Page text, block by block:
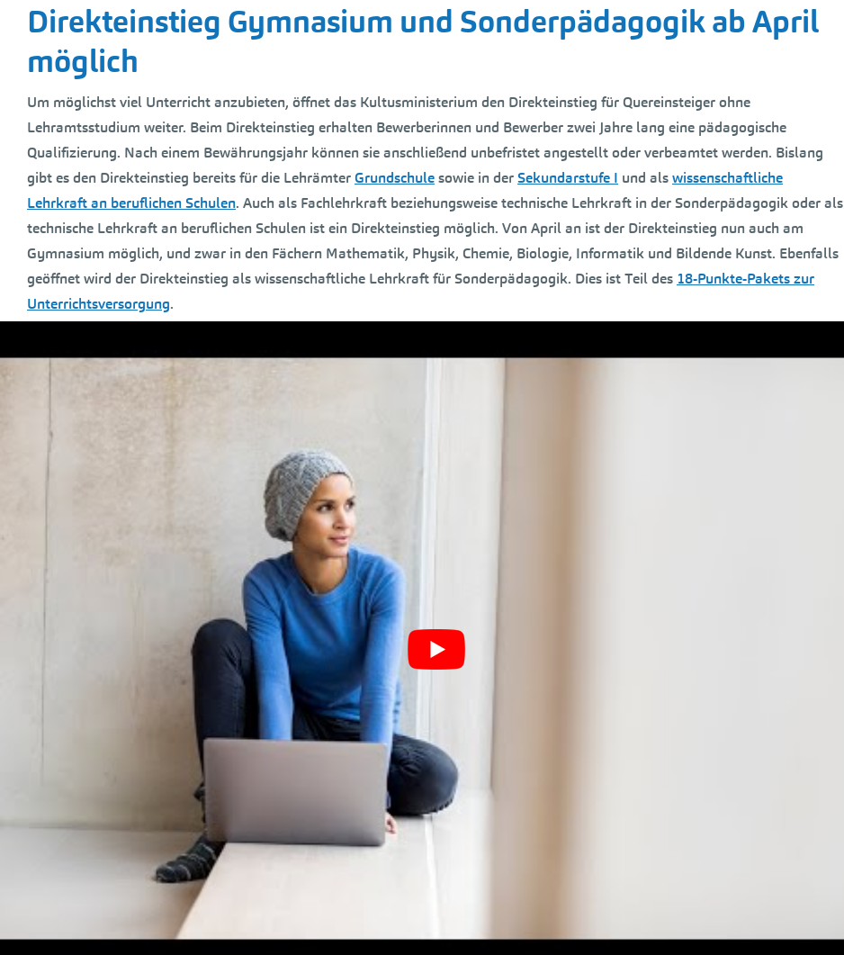
Direkteinstieg Gymnasium und Sonderpädagogik ab April
möglich
Um möglichst viel Unterricht anzubieten, öffnet das Kultusministerium den Direkteinstieg für Quereinsteiger ohne
Lehramtsstudium weiter. Beim Direkteinstieg erhalten Bewerberinnen und Bewerber zwei Jahre lang eine pädagogische
Qualifizierung. Nach einem Bewährungsjahr können sie anschließend unbefristet angestellt oder verbeamtet werden. Bislang
gibt es den Direkteinstieg bereits für die LehrämterGrundschulesowie in derSekundarstufe I und alswissenschaftliche
Lehrkraft an beruflichen Schulen. Auch als Fachlehrkraft beziehungsweise technische Lehrkraft in der Sonderpädagogik oder als
technische Lehrkraft an beruflichen Schulen ist ein Direkteinstieg möglich. Von April an ist der Direkteinstieg nun auch am
Gymnasium möglich, und zwar in den Fächern Mathematik, Physik, Chemie, Biologie, Informatik und Bildende Kunst. Ebenfalls
geöffnet wird der Direkteinstieg als wissenschaftliche Lehrkraft für Sonderpädagogik. Dies ist Teil des 18-Punkte-Pakets zur
Unterrichtsversorgung.
wenn sich keine ausgebildete Lehrkraft auf die Stelle bewirbt. Besonders erfolgsversprechend sind deswegen auch hier
Bewerbungen auf Stellen in Engpassregionen wie im ländlichen Raum oder im Großraum Stuttgart.
Rund 1.000 Lehrkräfte für das kommende Schuljahr bereits
gewonnen
Die erste Einstellungsrunde für das kommende Schuljahr war bereits im November 2023.
gewonnen werden. Im Vorjahr waren es im gleichen Zeitraum knapp 900 Personen.
Insgesamt rund 5.100 Stellen stehen zur Besetzung für das Schuljahr 2024/2025 an, im vergangenen Jahr waren es etwa 5.500
Lehrer Online in Baden-Württemberg: Stellen
Wichtig für den Schulerfolg unserer SuS sind gut ausgebildete Pädagoginnen und Pädagogen!
Auch für berufstätige Pädagog*innen gut geeignet, ein Fernstudium an der
Allensbach Hochschule ist eine staatlich anerkannte Hochschule des
verschiedene berufsbegleitende
Masterprogramme
Allensbach Hochschule sind durch die Akkreditierungsagentur
Alle Studiengänge sind zusätzlich von der StaatlichenZentralstelle für Fernunterricht
Allensbach Hochschulehat sich voll der Digitalisierung verschrieben und setzt bei ihren Programmen auf vollständig
, die in geschützten Räumen stattfinden und aufgezeichnet werden.
Das digitale Lernen wird durch didaktisch hochwertig aufbereitete Studienmaterialien unterstützt, welche die Studierenden in